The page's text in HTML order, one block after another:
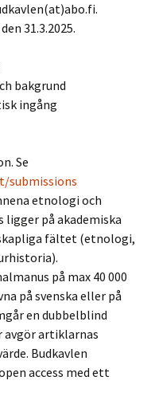
31.3.2025.
bakgrund
ingång
Se
submissions
etnologi och
ligger på akademiska
fältet (etnologi,
på max 40 000
på svenska eller på
en dubbelblind
avgör artiklarnas
Budkavlen
access med ett